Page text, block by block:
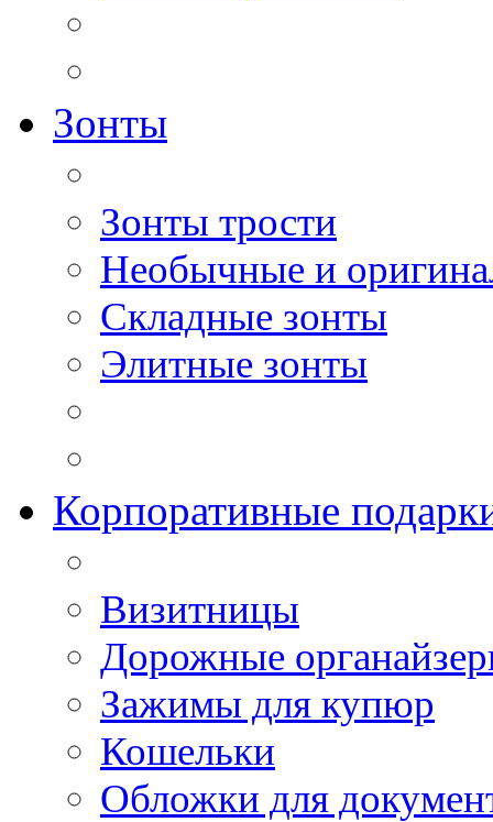
Зонты
Зонты трости
Необычные и
Складные зонты
Элитные зонты
Корпоративные
Визитницы
Дорожные
Зажимы для купюр
Кошельки
Обложки для